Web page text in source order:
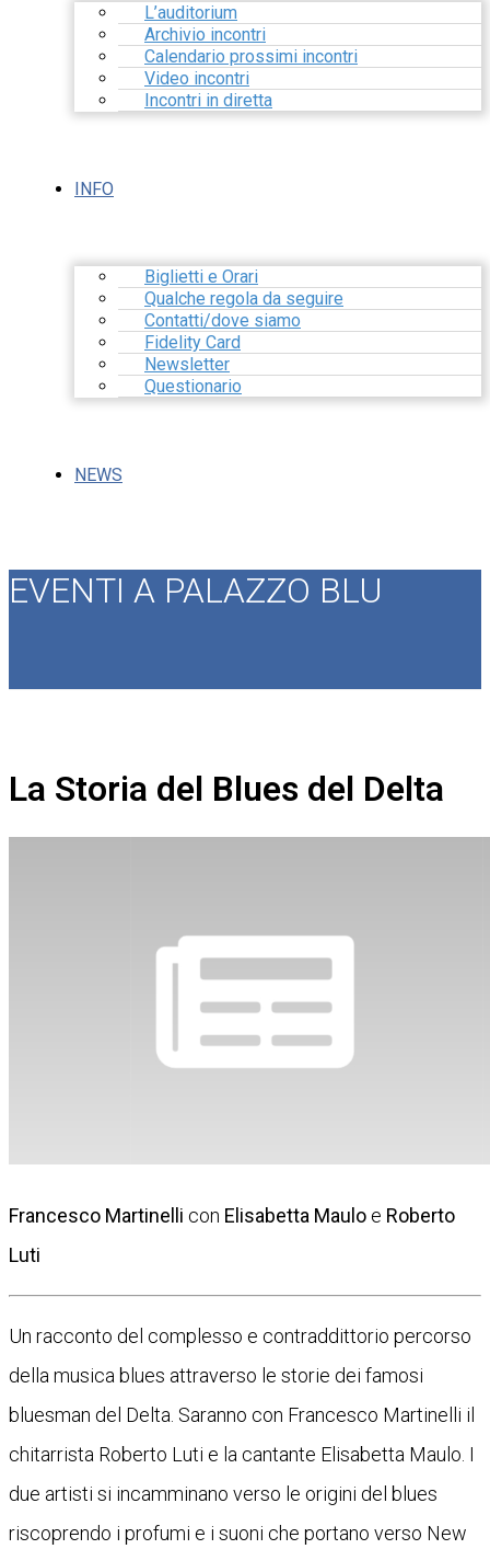
L’auditorium
Archivio incontri
Calendario prossimi incontri
Video incontri
Incontri in diretta
INFO
Biglietti e Orari
Qualche regola da seguire
Contatti/dove siamo
Fidelity Card
Newsletter
Questionario
NEWS
EVENTI A PALAZZO BLU
La Storia del Blues del Delta
Francesco Martinelli con Elisabetta Maulo e Roberto
Luti
Un racconto del complesso e contraddittorio percorso
della musica blues attraverso le storie dei famosi
bluesman del Delta. Saranno con Francesco Martinelli il
chitarrista Roberto Luti e la cantante Elisabetta Maulo. I
due artisti si incamminano verso le origini del blues
riscoprendo i profumi e i suoni che portano verso New